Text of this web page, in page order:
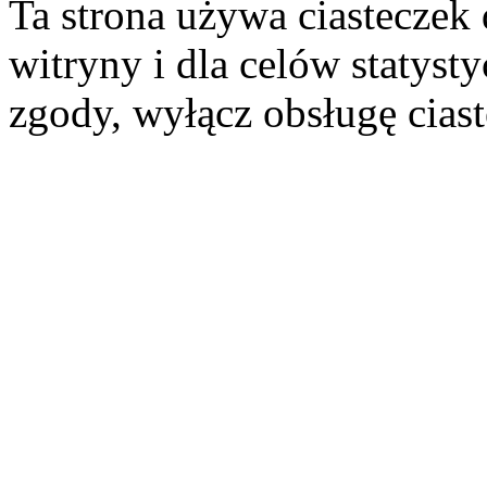
Ta strona używa
witryny i dla celów
zgody, wyłącz obsługę